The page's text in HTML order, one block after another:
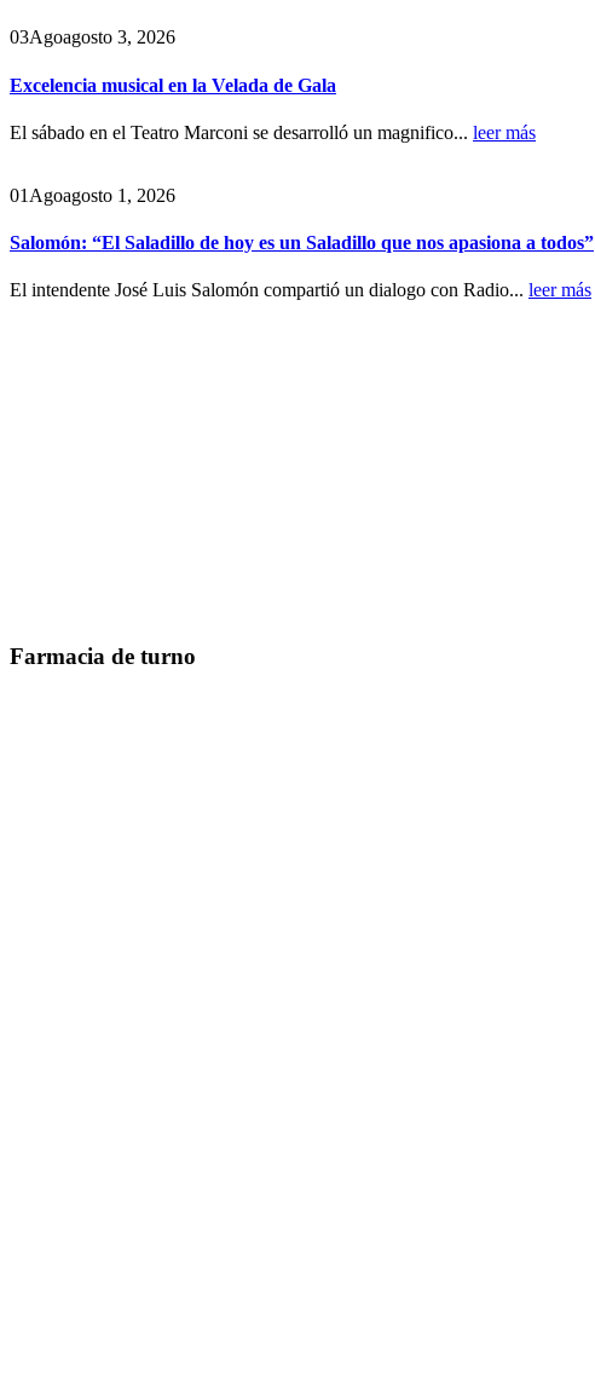
03Agoagosto 3, 2026
Excelencia musical en la Velada de Gala
El sábado en el Teatro Marconi se desarrolló un magnifico... leer más
01 Agoagosto 1, 2026
Salomón: “El Saladillo de hoy es un Saladillo que nos apasiona a todos”
El intendente José Luis Salomón compartió un dialogo con Radio... leer más
Farmacia de turno